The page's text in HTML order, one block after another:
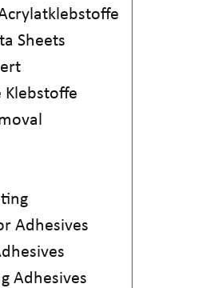
Sheets
Adhesives
Adhesives